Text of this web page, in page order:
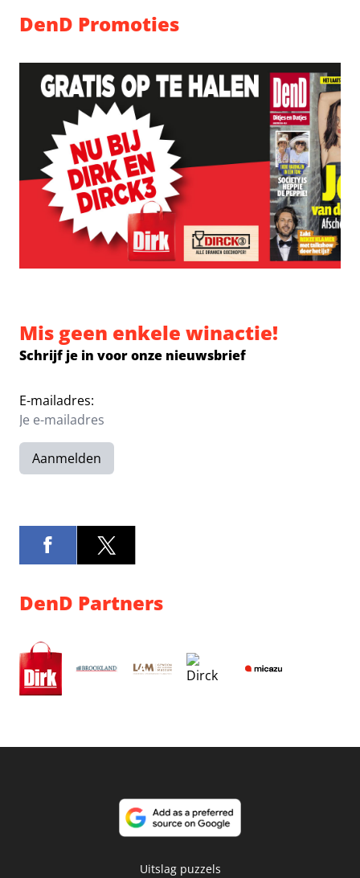
DenD Promoties
Mis geen enkele winactie!
Schrijf je in voor onze nieuwsbrief
E-mailadres:
Aanmelden
DenD Partners
Uitslag puzzels